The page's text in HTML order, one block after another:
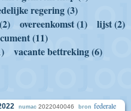
regering (3)
overeenkomst (1)
lijst (2)
(11)
vacante bettreking (6)
numac 2022040046 bron federale